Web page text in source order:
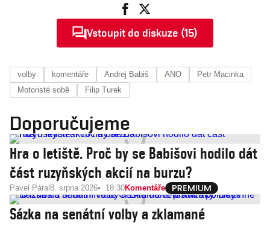
Vstoupit do diskuze (15)
volby komentáře Andrej Babiš ANO
Petr Macinka
Motoristé sobě
Filip Turek
Doporučujeme
Hra o letiště. Proč by se Babišovi hodilo dát
část ruzyňských akcií na burzu?
Pavel Páral 8. srpna 2026 18:30Komentáře
Sázka na senátní volby a zklamané